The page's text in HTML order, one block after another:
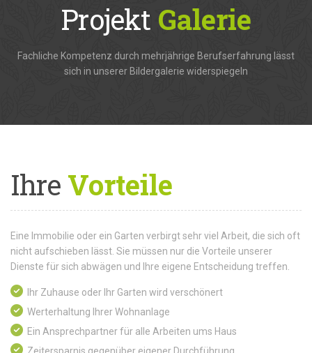
Projekt Galerie
Fachliche Kompetenz durch mehrjährige Berufserfahrung lässt
sich in unserer Bildergalerie widerspiegeln
IhreVorteile
Eine Immobilie oder ein Garten verbirgt sehr viel Arbeit, die sich oft
nicht aufschieben lässt. Sie müssen nur die Vorteile unserer
Dienste für sich abwägen und Ihre eigene Entscheidung treffen.
Ihr Zuhause oder Ihr Garten wird verschönert
Werterhaltung Ihrer Wohnanlage
Ein Ansprechpartner für alle Arbeiten ums Haus